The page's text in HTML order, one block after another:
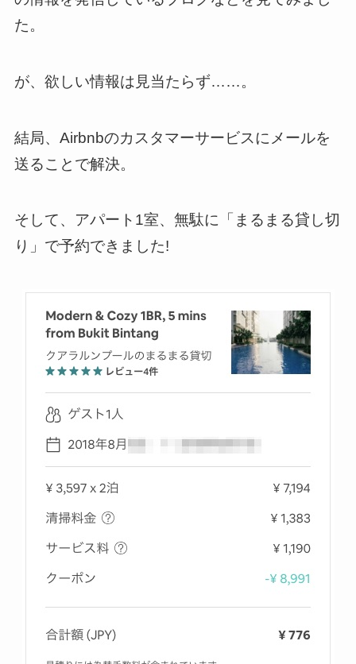
た。
が、欲しい情報は見当たらず……。
結局、Airbnbのカスタマーサービスにメールを
送ることで解決。
そして、アパート1室、無駄に「まるまる貸し切
り」で予約できました!